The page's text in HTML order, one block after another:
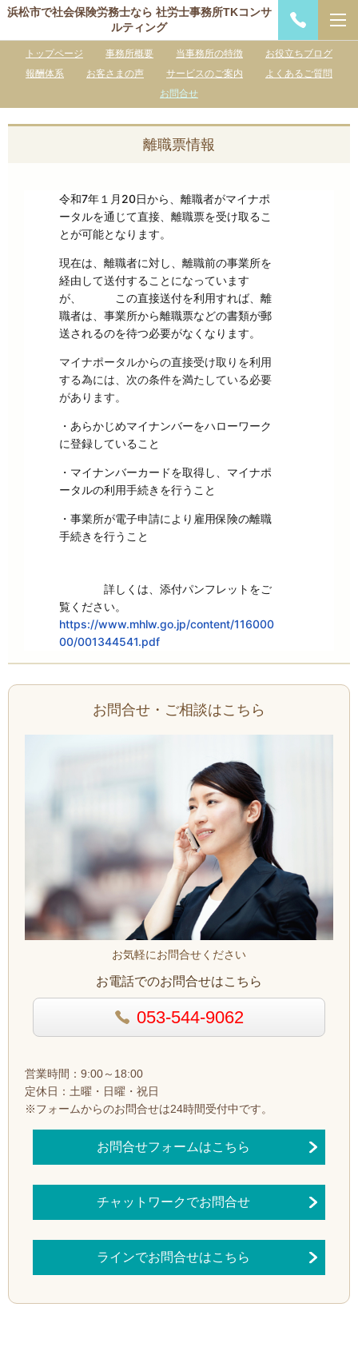
浜松市で社会保険労務士なら 社労士事務所TKコンサ
ルティング
トップページ 事務所概要 当事務所の特徴
お役立ちブログ
報酬体系
お客さまの声 サービスのご案内
よくあるご質問
お問合せ
離職票情報
令和7年１月20日から、離職者がマイナポ
ータルを通じて直接、離職票を受け取るこ
とが可能となります。
現在は、離職者に対し、離職前の事業所を
経由して送付することになっています
が、 この直接送付を利用すれば、離
職者は、事業所から離職票などの書類が郵
送されるのを待つ必要がなくなります。
マイナポータルからの直接受け取りを利用
する為には、次の条件を満たしている必要
があります。
・あらかじめマイナンバーをハローワーク
に登録していること
・マイナンバーカードを取得し、マイナポ
ータルの利用手続きを行うこと
・事業所が電子申請により雇用保険の離職
手続きを行うこと
詳しくは、添付パンフレットをご
覧ください。
https://www.mhlw.go.jp/content/116000
00/001344541.pdf
お問合せ・ご相談はこちら
お気軽にお問合せください
お電話でのお問合せはこちら
053-544-9062
営業時間：9:00～18:00
定休日：土曜・日曜・祝日
※フォームからのお問合せは24時間受付中です。
お問合せフォームはこちら
チャットワークでお問合せ
ラインでお問合せはこちら